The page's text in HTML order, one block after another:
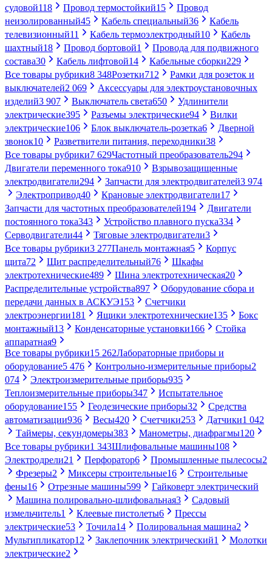
судовой118 Провод термостойкий15
Провод
неизолированный45 Кабель специальный36
Кабель
телевизионный11 Кабель термоэлектродный10
Кабель
шахтный18 Провод бортовой1
Провода для подвижного
состава30 Кабель лифтовой14 Кабельные сборки229
Все товары рубрики8 348Розетки712
Рамки для розеток и
выключателей2 069
Аксессуары для электроустановочных
изделий3 907 Выключатель света650
Удлинители
электрические395 Разъемы электрические94
Вилки
электрические106 Блок выключатель-розетка6
Дверной
звонок10 Разветвители питания, переходники38
Все товары рубрики7 629Частотный преобразователь294
Двигатели переменного тока910
Взрывозащищенные
электродвигатели294 Запчасти для электродвигателей3 974
Электропривод40 Крановые электродвигатели17
Запчасти для частотных преобразователей194
Двигатели
постоянного тока343 Устройство плавного пуска334
Серводвигатели44 Тяговые электродвигатели3
Все товары рубрики3 277Панель монтажная5
Корпус
щита72 Щит распределительный76
Шкафы
электротехнические489 Шина электротехническая20
Распределительные устройства897
Оборудование сбора и
передачи данных в АСКУЭ153
Счетчики
электроэнергии181 Ящики электротехнические135
Бокс
монтажный13 Конденсаторные установки166
Стойка
аппаратная9
Все товары рубрики15 262Лабораторные приборы и
оборудование5 476 Контрольно-измерительные приборы2
074
Электроизмерительные приборы935
Теплоизмерительные приборы347
Испытательное
оборудование155 Геодезические приборы32
Средства
автоматизации936 Весы420 Счетчики253 Датчики1 042
Таймеры, секундомеры383 Манометры, диафрагмы120
Все товары рубрики1 343Шлифовальные машины108
Электродрели21 Перфоратор6 Промышленные пылесосы2
Фрезеры2 Миксеры строительные16
Строительные
фены16 Отрезные машины599
Гайковерт электрический
Машина полировально-шлифовальная3
Садовый
измельчитель1 Клеевые пистолеты6
Прессы
электрические53 Точила14 Полировальная машина2
Мультипликатор12 Заклепочник электрический1
Молотки
электрические2